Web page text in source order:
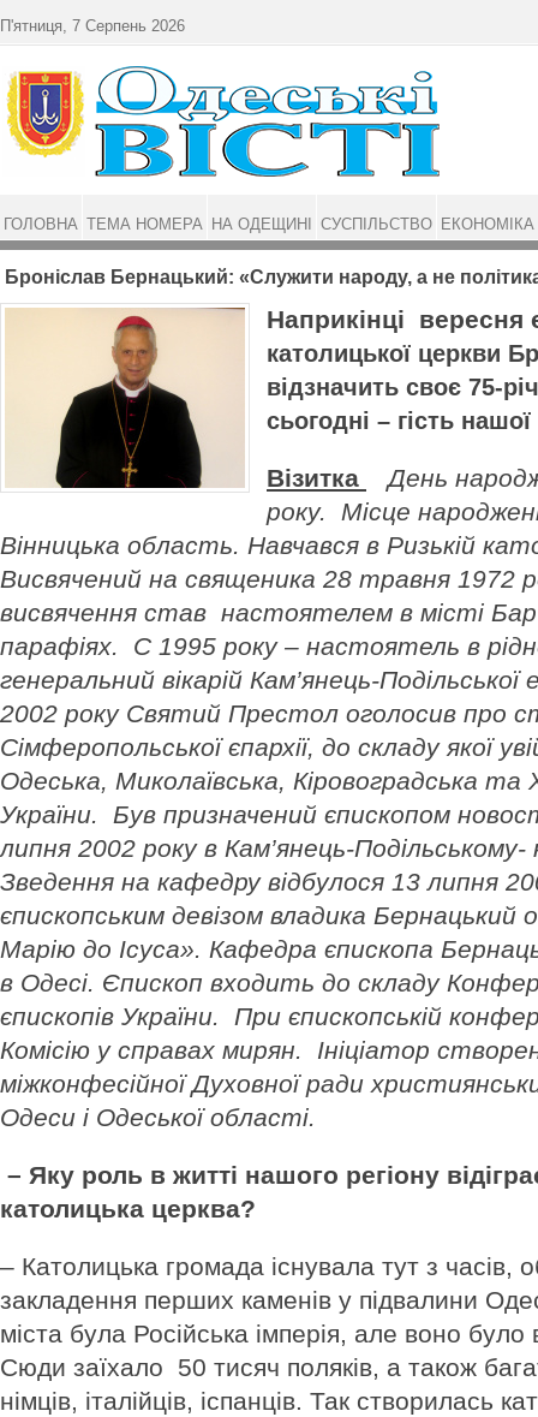
Броніслав Бернацький: «Служити народу, а не
Наприкінці
католицької церкви
відзначить своє 75-
сьогодні – гість нашої
Візитка
День
року. Місце
Вінницька область. Навчався в Ризькій
Висвячений на священика 28 травня 1972
висвячення став настоятелем в місті Бар
парафіях. C 1995 року – настоятель в
генеральний вікарій Кам’янець-Подільської
2002 року Святий Престол оголосив про
Сімферопольської єпархії, до складу якої
Одеська, Миколаївська, Кіровоградська та
України. Був призначений єпископом
липня 2002 року в Кам’янець-
Зведення на кафедру відбулося 13 липня
єпископським девізом владика Бернацький
Марію до Ісуса». Кафедра єпископа
в Одесі. Єпископ входить до складу
єпископів України. При єпископській
Комісію у справах мирян. Ініціатор
міжконфесійної Духовної ради
Одеси і Одеської області.
– Яку роль в житті нашого регіону
католицька церква?
– Католицька громада існувала тут з часів,
закладення перших каменів у підвалини
міста була Російська імперія, але воно було
Сюди заїхало 50 тисяч поляків, а також
німців, італійців, іспанців. Так створилась
П'ятниця, 7 Серпень 2026
ГОЛОВНА ТЕМА НОМЕРА НА ОДЕЩИНІ СУСПІЛЬСТВО ЕКОНОМІКА